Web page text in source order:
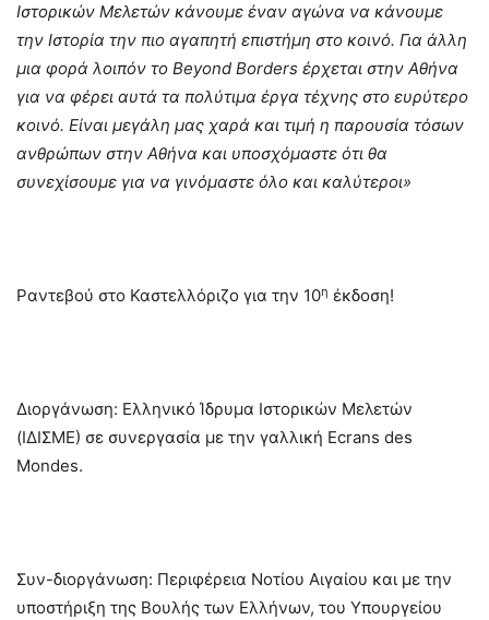
Ιστορικών Μελετών κάνουμε έναν αγώνα να κάνουμε
την Ιστορία την πιο αγαπητή επιστήμη στο κοινό. Για άλλη
μια φορά λοιπόν το Βeyond Βorders έρχεται στην Αθήνα
για να φέρει αυτά τα πολύτιμα έργα τέχνης στο ευρύτερο
κοινό. Είναι μεγάλη μας χαρά και τιμή η παρουσία τόσων
ανθρώπων στην Αθήνα και υποσχόμαστε ότι θα
συνεχίσουμε για να γινόμαστε όλο και καλύτεροι»
Ραντεβού στο Καστελλόριζο για την 10η έκδοση!
Διοργάνωση: Ελληνικό Ίδρυμα Ιστορικών Μελετών
(ΙΔΙΣΜΕ) σε συνεργασία με την γαλλική Ecrans des
Mondes.
Συν-διοργάνωση: Περιφέρεια Νοτίου Αιγαίου και με την
υποστήριξη της Βουλής των Ελλήνων, του Υπουργείου